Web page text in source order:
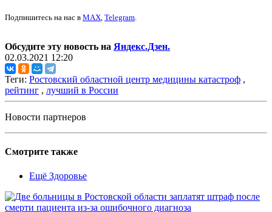
Подпишитесь на нас в MAX, Telegram.
Обсудите эту новость на Яндекс.Дзен.
02.03.2021 12:20
Теги: Ростовский областной центр медицины катастроф ,
рейтинг , лучший в России
Новости партнеров
Смотрите также
Ещё Здоровье